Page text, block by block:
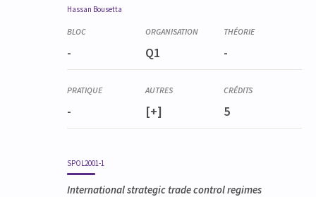
Hassan Bousetta
- Q1 -
- [+] 5
SPOL2001-1
International strategic trade control regimes